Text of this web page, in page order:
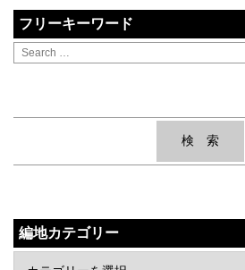
フリーキーワー
編地カテゴリー